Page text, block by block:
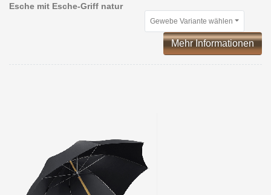
Esche mit Esche-Griff natur
Gewebe Variante wählen
Mehr Informationen